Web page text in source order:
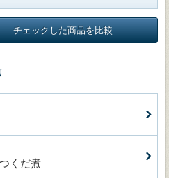
チェックした商品を比較
くだ煮